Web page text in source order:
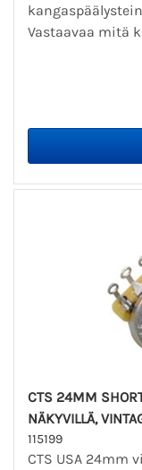
Vastaavaa mitä
CTS 24MM
NÄKYVILLÄ,
115199
CTS USA 24mm